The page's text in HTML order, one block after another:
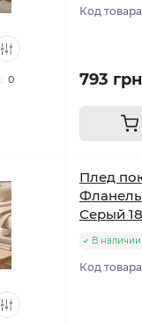
0
Код
793
Плед
Серый
В наличии
Код